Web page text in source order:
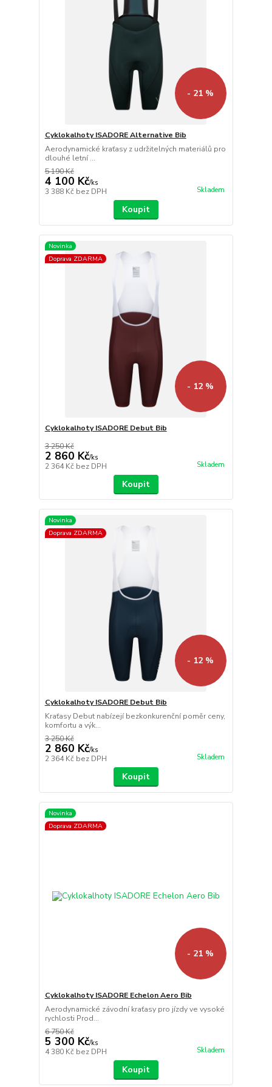
- 21 %
Cyklokalhoty ISADORE Alternative Bib
Aerodynamické kraťasy z udržitelných materiálů pro
dlouhé letní ...
5 190 Kč
4 100 Kč/ks
3 388 Kč bez DPH Skladem
Koupit
Novinka
Doprava ZDARMA
- 12 %
Cyklokalhoty ISADORE Debut Bib
3 250 Kč
2 860 Kč/ks
2 364 Kč bez DPH Skladem
Koupit
Novinka
Doprava ZDARMA
- 12 %
Cyklokalhoty ISADORE Debut Bib
Kraťasy Debut nabízejí bezkonkurenční poměr ceny,
komfortu a výk...
3 250 Kč
2 860 Kč/ks
2 364 Kč bez DPH Skladem
Koupit
Novinka
Doprava ZDARMA
- 21 %
Cyklokalhoty ISADORE Echelon Aero Bib
Aerodynamické závodní kraťasy pro jízdy ve vysoké
rychlosti Prod...
6 750 Kč
5 300 Kč/ks
4 380 Kč bez DPH Skladem
Koupit